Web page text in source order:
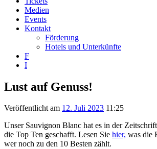
Medien
Events
Kontakt
Förderung
Hotels und Unterkünfte
F
I
Lust auf Genuss!
Veröffentlicht am 12. Juli 2023 11:25
Unser Sauvignon Blanc hat es in der
die Top Ten geschafft. Lesen Sie hier, was die
wer noch zu den 10 Besten zählt.